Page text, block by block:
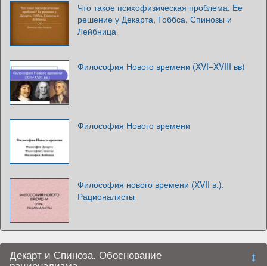
Что такое психофизическая проблема. Ее
решение у Декарта, Гоббса, Спинозы и
Лейбница
Философия Нового времени (XVI−XVIII вв)
Философия Нового времени
Философия нового времени (XVII в.).
Рационалисты
Декарт и Спиноза. Обоснование